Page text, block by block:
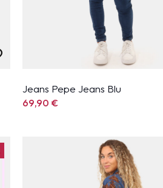
Jeans Pepe Jeans Blu
69,90€